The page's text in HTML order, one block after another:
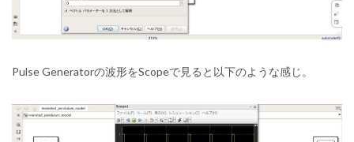
Pulse Generatorの波形をScopeで見ると以下のような感じ。